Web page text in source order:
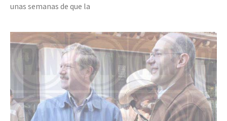
unas semanas de que la